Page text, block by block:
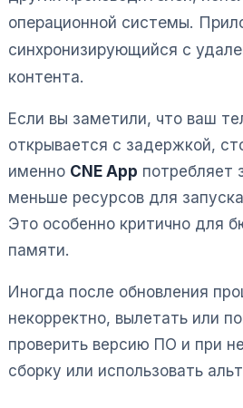
операционной системы.
синхронизирующийся с
контента.
Если вы заметили, что ваш
открывается с задержкой,
именно CNE App потребляет
меньше ресурсов для
Это особенно критично для
памяти.
Иногда после обновления
некорректно, вылетать или
проверить версию ПО и при
сборку или использовать